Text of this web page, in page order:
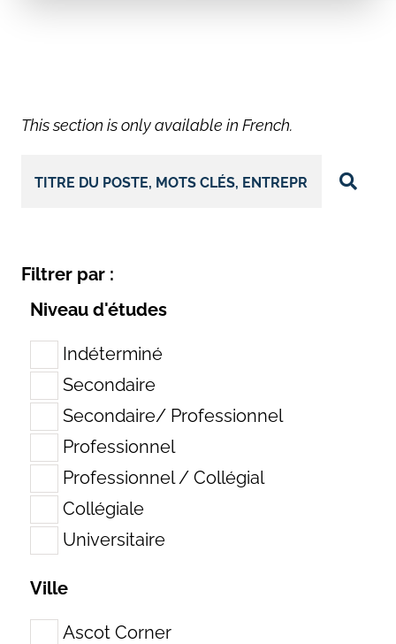
This section is only available in French.
Filtrer par :
Niveau d'études
Indéterminé
Secondaire
Secondaire/ Professionnel
Professionnel
Professionnel / Collégial
Collégiale
Universitaire
Ville
Ascot Corner